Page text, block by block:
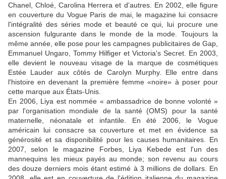
Chanel, Chloé, Carolina Herrera et d'autres. En 2002, elle figure
en couverture du Vogue Paris de mai, le magazine lui consacre
l'intégralité des séries mode et beauté ce qui, lui procure une
ascension fulgurante dans le monde de la mode. Toujours la
même année, elle pose pour les campagnes publicitaires de Gap,
Emmanuel Ungaro, Tommy Hilfiger et Victoria's Secret. En 2003,
elle devient le nouveau visage de la marque de cosmétiques
Estée Lauder aux côtés de Carolyn Murphy. Elle entre dans
l'histoire en devenant la première femme «noire» à poser pour
cette marque aux États-Unis.
En 2006, Liya est nommée « ambassadrice de bonne volonté »
par l'organisation mondiale de la santé (OMS) pour la santé
maternelle, néonatale et infantile. En été 2006, le Vogue
américain lui consacre sa couverture et met en évidence sa
générosité et sa disponibilité pour les causes humanitaires. En
2007, selon le magazine Forbes, Liya Kebede est l'un des
mannequins les mieux payés au monde; son revenu au cours
des douze derniers mois étant estimé à 3 millions de dollars. En